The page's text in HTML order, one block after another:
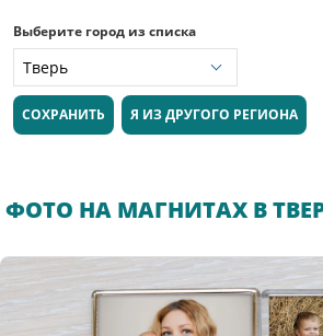
Выберите город из списка
СОХРАНИТЬ Я ИЗ ДРУГОГО РЕГИОНА
ФОТО НА МАГНИТАХ В